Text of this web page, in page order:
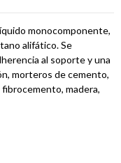
monocomponente,
alifático. Se
al soporte y una
morteros de cemento,
madera,